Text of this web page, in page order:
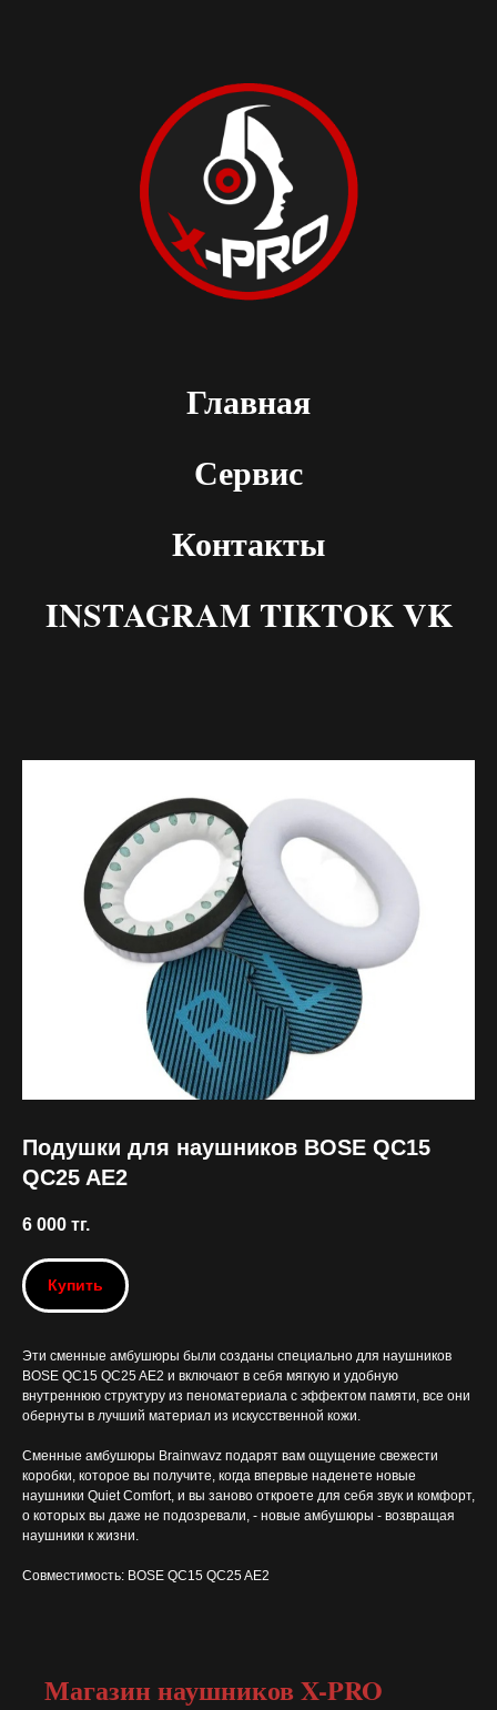
Главная
Сервис
Контакты
INSTAGRAM TIKTOK VK
Подушки для наушников BOSE QC15
QC25 AE2
6 000 тг.
Купить
Эти сменные амбушюры были созданы специально для наушников
BOSE QC15 QC25 AE2 и включают в себя мягкую и удобную
внутреннюю структуру из пеноматериала с эффектом памяти, все они
обернуты в лучший материал из искусственной кожи.
Сменные амбушюры Brainwavz подарят вам ощущение свежести
коробки, которое вы получите, когда впервые наденете новые
наушники Quiet Comfort, и вы заново откроете для себя звук и комфорт,
о которых вы даже не подозревали, - новые амбушюры - возвращая
наушники к жизни.
Совместимость: BOSE QC15 QC25 AE2
Магазин наушников X-PRO